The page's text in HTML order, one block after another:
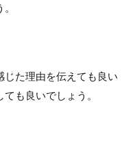
た理由を伝えても良い
も良いでしょう。